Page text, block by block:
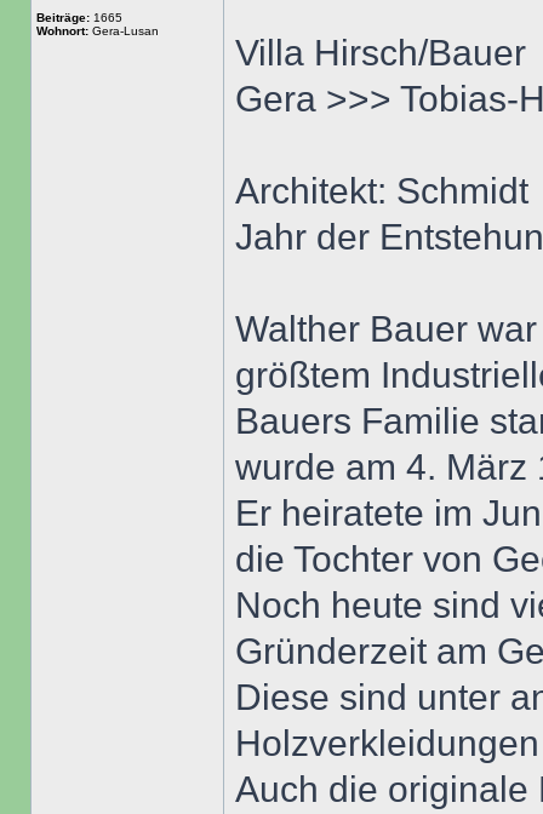
Beiträge: 1665
Wohnort: Gera-Lusan
Villa Hirsch/Bauer
Gera >>> Tobias-
Architekt: Schmidt
Jahr der
Walther Bauer
größtem
Bauers Familie
wurde am 4. März
Er heiratete im
die Tochter von
Noch heute sind
Gründerzeit am
Diese sind unter
Auch die originale